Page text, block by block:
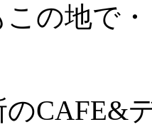
この地で
のCAFE&